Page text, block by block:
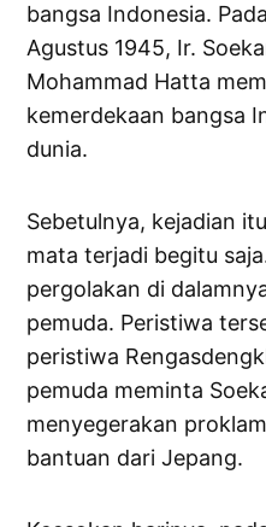
bangsa Indonesia.
Agustus 1945, Ir.
Mohammad Hatta
kemerdekaan bangsa
dunia.
Sebetulnya, kejadian
mata terjadi begitu
pergolakan di
pemuda. Peristiwa
peristiwa
pemuda meminta
menyegerakan
bantuan dari Jepang.